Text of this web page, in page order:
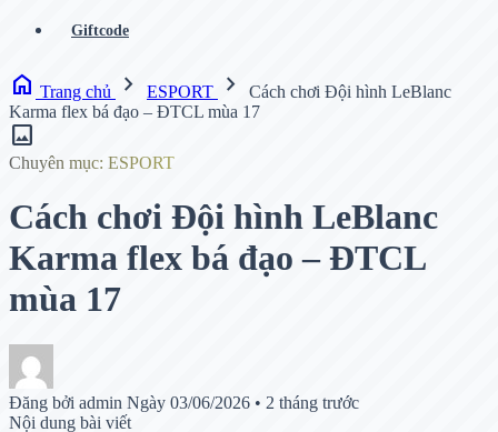
Giftcode
home Trang chủ chevron_right ESPORT chevron_right
Cách chơi Đội hình LeBlanc
Karma flex bá đạo – ĐTCL mùa 17
image
Chuyên mục: ESPORT
Cách chơi Đội hình LeBlanc
Karma flex bá đạo – ĐTCL
mùa 17
Đăng bởi admin Ngày 03/06/2026 • 2 tháng trước
Nội dung bài viết